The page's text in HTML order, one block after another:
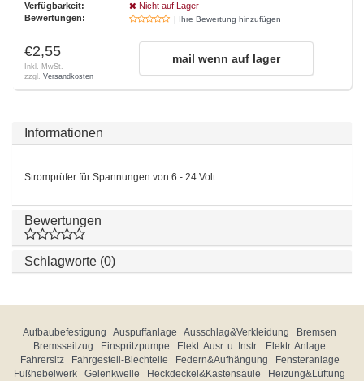
Verfügbarkeit:
Nicht auf Lager
Bewertungen:
| Ihre Bewertung hinzufügen
€2,55
Inkl. MwSt.
zzgl. Versandkosten
mail wenn auf lager
Informationen
Stromprüfer für Spannungen von 6 - 24 Volt
Bewertungen
Schlagworte (0)
Aufbaubefestigung Auspuffanlage Ausschlag&Verkleidung
Bremsen
Bremsseilzug
Einspritzpumpe Elekt. Ausr. u. Instr.
Elektr. Anlage
Fahrersitz
Fahrgestell-Blechteile Federn&Aufhängung
Fensteranlage
Fußhebelwerk
Gelenkwelle Heckdeckel&Kastensäule
Heizung&Lüftung